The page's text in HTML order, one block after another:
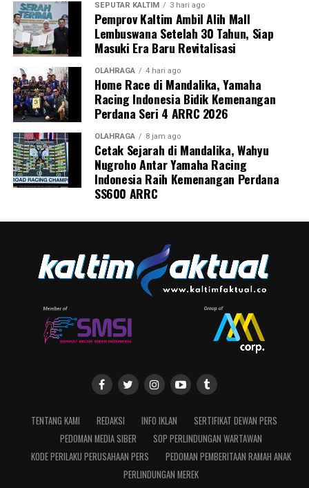
SEPUTAR KALTIM 3 hari ago
Pemprov Kaltim Ambil Alih Mall
Lembuswana Setelah 30 Tahun, Siap
Masuki Era Baru Revitalisasi
OLAHRAGA 4 hari ago
Home Race di Mandalika, Yamaha
Racing Indonesia Bidik Kemenangan
Perdana Seri 4 ARRC 2026
OLAHRAGA 8 jam ago
Cetak Sejarah di Mandalika, Wahyu
Nugroho Antar Yamaha Racing
Indonesia Raih Kemenangan Perdana
SS600 ARRC
TENTANG KAMI REDAKSI INFO IKLAN
SERTIFIKAT DEWAN PERS
PEDOMAN MEDIA SIBER
SOP PERLINDUNGAN WARTAWAN
KODE PERILAKU PERUSAHAAN PERS
PEDOMAN PEMBERITAAN RAMAH ANAK
PERLINDUNGAN MEREK